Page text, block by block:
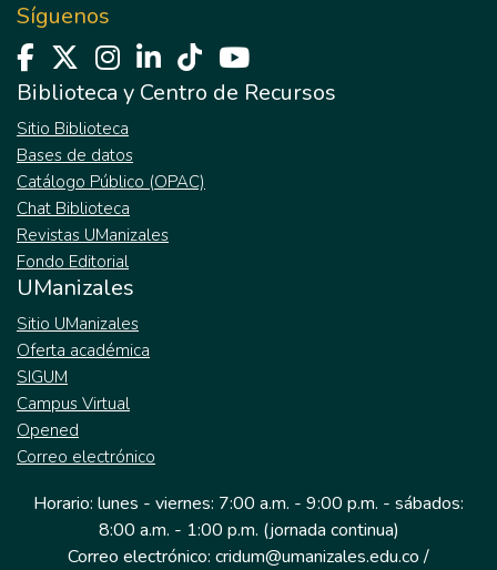
Síguenos
Biblioteca y Centro de Recursos
Sitio Biblioteca
Bases de datos
Catálogo Público (OPAC)
Chat Biblioteca
Revistas UManizales
Fondo Editorial
UManizales
Sitio UManizales
Oferta académica
SIGUM
Campus Virtual
Opened
Correo electrónico
Horario: lunes - viernes: 7:00 a.m. - 9:00 p.m. - sábados:
8:00 a.m. - 1:00 p.m. (jornada continua)
Correo electrónico: cridum@umanizales.edu.co /